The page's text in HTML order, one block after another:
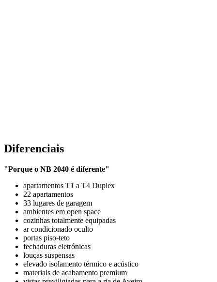
Diferenciais
"Porque o NB 2040 é diferente"
apartamentos T1 a T4 Duplex
22 apartamentos
33 lugares de garagem
ambientes em open space
cozinhas totalmente equipadas
ar condicionado oculto
portas piso-teto
fechaduras eletrónicas
louças suspensas
elevado isolamento térmico e acústico
materiais de acabamento premium